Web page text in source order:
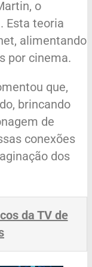
o
Esta teoria
alimentando
por cinema.
que,
brincando
de
conexões
dos
da TV de